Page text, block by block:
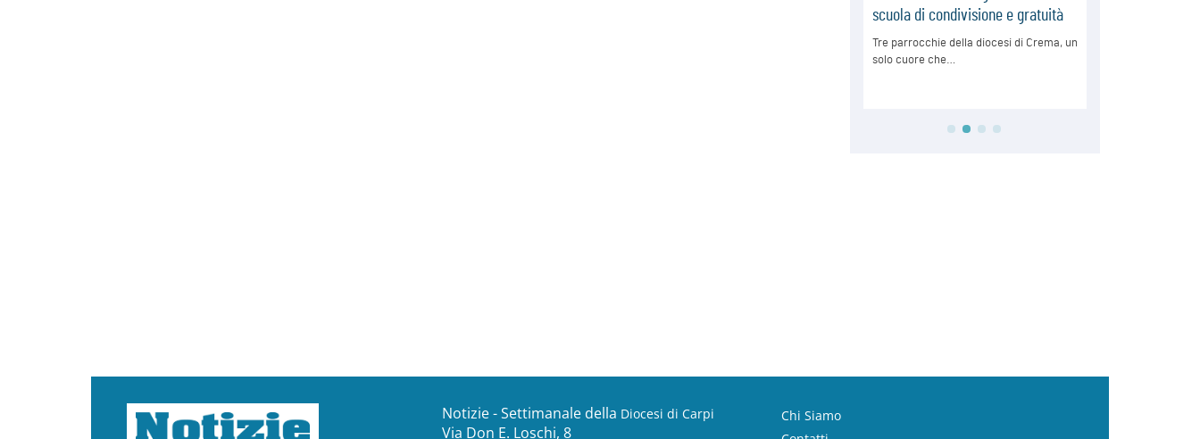
Notizie - Settimanale della Diocesi di Carpi
Via Don E. Loschi, 8
Chi Siamo